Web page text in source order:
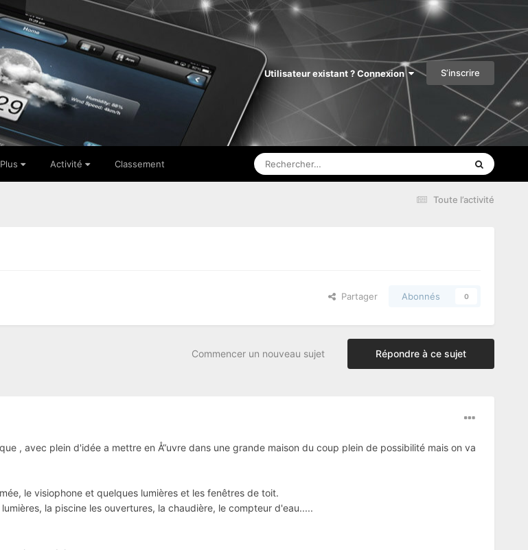
Utilisateur existant ? Connexion S’inscrire
Plus Activité Classement
Toute l’activité
Partager Abonnés 0
Répondre à ce sujet
Commencer un nouveau sujet
, avec plein d'idée a mettre en Å“uvre dans une grande maison du coup plein de possibilité mais on va
le visiophone et quelques lumières et les fenêtres de toit.
la piscine les ouvertures, la chaudière, le compteur d'eau.....